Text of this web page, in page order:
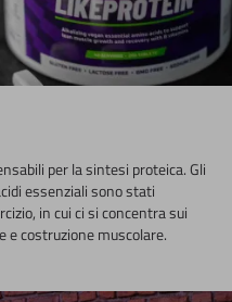
per la sintesi proteica. Gli
essenziali sono stati
in cui ci si concentra sui
e costruzione muscolare.